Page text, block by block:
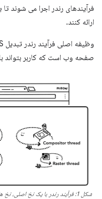
فرآیندهای رندر اجرا می شوند
ارائه کنند.
صفحه وب است که کاربر بتواند
شکل 1: فرآیند رندر با یک نخ